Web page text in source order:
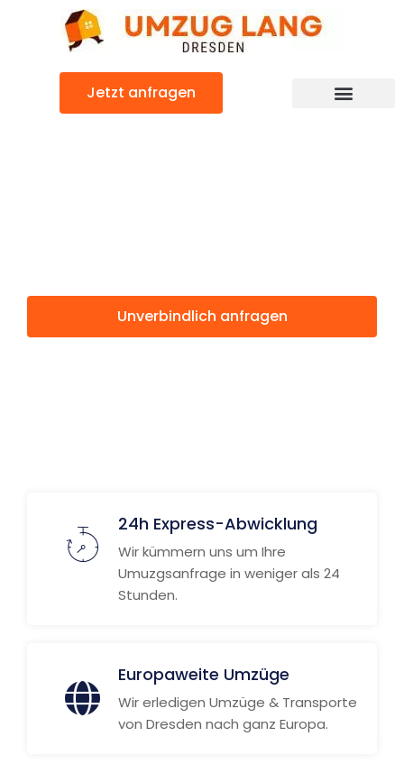
Jetzt anfragen
Unverbindlich anfragen
24h Express-Abwicklung
Wir kümmern uns um Ihre
Umuzgsanfrage in weniger als 24
Stunden.
Europaweite Umzüge
Wir erledigen Umzüge & Transporte
von Dresden nach ganz Europa.